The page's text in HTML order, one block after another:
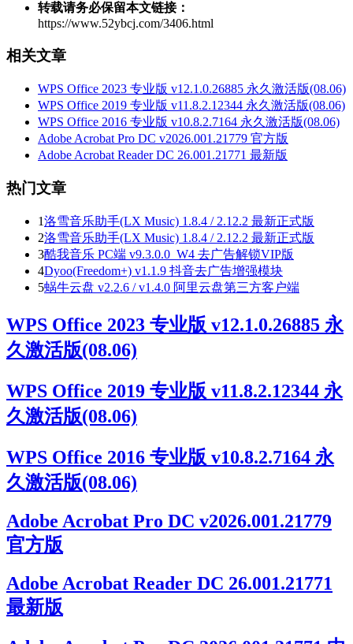
转载请务必保留本文链接：
https://www.52ybcj.com/3406.html
相关文章
WPS Office 2023 专业版 v12.1.0.26885 永久激活版(08.06)
WPS Office 2019 专业版 v11.8.2.12344 永久激活版(08.06)
WPS Office 2016 专业版 v10.8.2.7164 永久激活版(08.06)
Adobe Acrobat Pro DC v2026.001.21779 官方版
Adobe Acrobat Reader DC 26.001.21771 最新版
热门文章
1洛雪音乐助手(LX Music) 1.8.4 / 2.12.2 最新正式版
2洛雪音乐助手(LX Music) 1.8.4 / 2.12.2 最新正式版
3酷我音乐 PC端 v9.3.0.0_W4 去广告解锁VIP版
4Dyoo(Freedom+) v1.1.9 抖音去广告增强模块
5蜗牛云盘 v2.2.6 / v1.4.0 阿里云盘第三方客户端
WPS Office 2023 专业版 v12.1.0.26885 永
久激活版(08.06)
WPS Office 2019 专业版 v11.8.2.12344 永
久激活版(08.06)
WPS Office 2016 专业版 v10.8.2.7164 永
久激活版(08.06)
Adobe Acrobat Pro DC v2026.001.21779
官方版
Adobe Acrobat Reader DC 26.001.21771
最新版